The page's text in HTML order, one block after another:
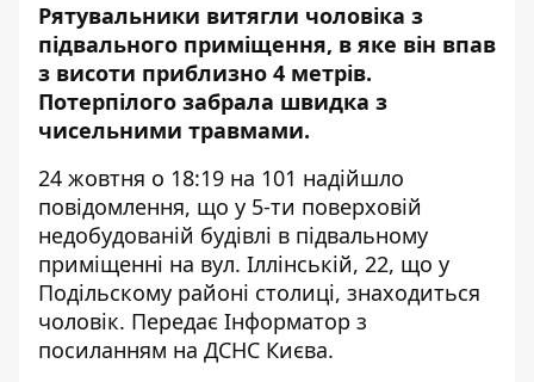
Рятувальники витягли чоловіка з
підвального приміщення, в яке він впав
з висоти приблизно 4 метрів.
Потерпілого забрала швидка з
чисельними травмами.
24 жовтня о 18:19 на 101 надійшло
повідомлення, що у 5-ти поверховій
недобудованій будівлі в підвальному
приміщенні на вул. Іллінській, 22, що у
Подільскому районі столиці, знаходиться
чоловік. Передає Інформатор з
посиланням на ДСНС Києва.